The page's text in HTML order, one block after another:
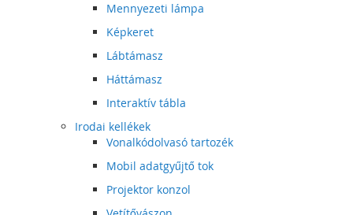
Mennyezeti lámpa
Képkeret
Lábtámasz
Háttámasz
Interaktív tábla
Irodai kellékek
Vonalkódolvasó tartozék
Mobil adatgyűjtő tok
Projektor konzol